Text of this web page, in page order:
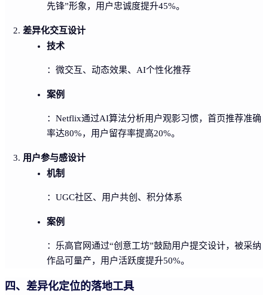
先锋”形象，用户忠诚度提升45%。
差异化交互设计
技术
：微交互、动态效果、AI个性化推荐
案例
：Netflix通过AI算法分析用户观影习惯，首页推荐准确
率达80%，用户留存率提高20%。
用户参与感设计
机制
：UGC社区、用户共创、积分体系
案例
：乐高官网通过“创意工坊”鼓励用户提交设计，被采纳
作品可量产，用户活跃度提升50%。
四、差异化定位的落地工具